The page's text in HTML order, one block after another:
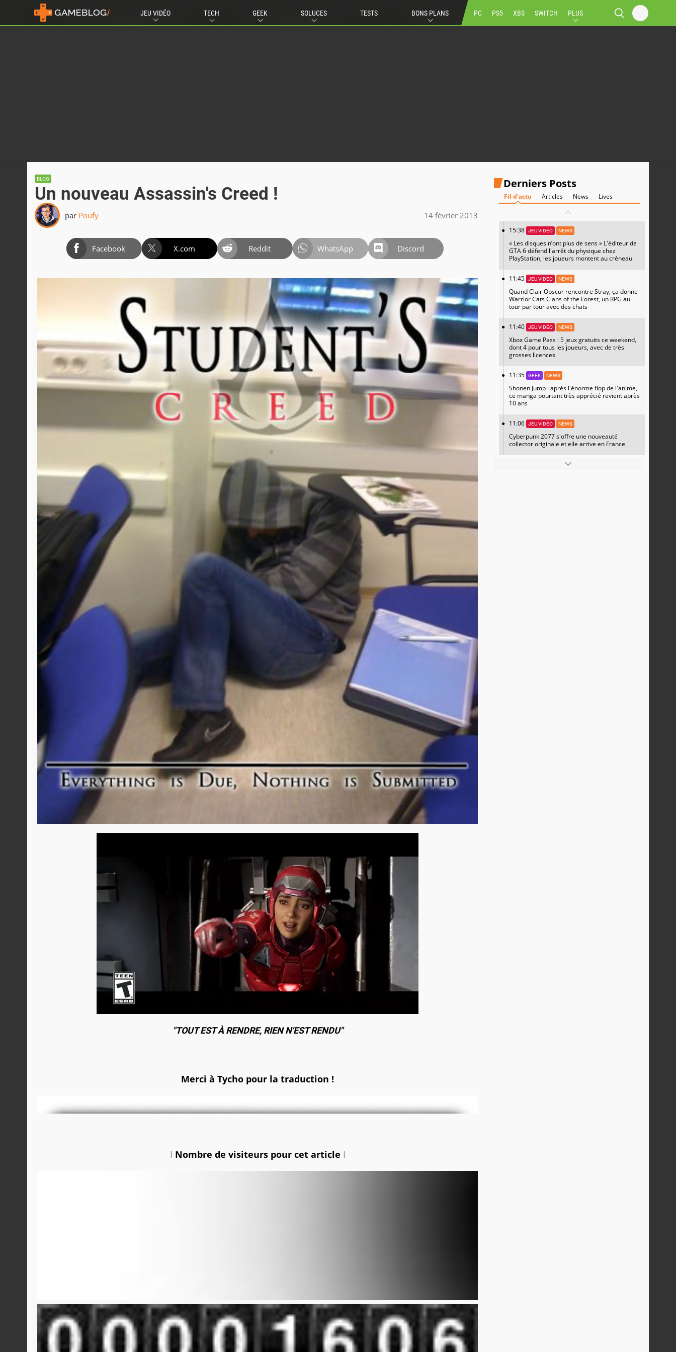
JEU VIDÉO TECH GEEK SOLUCES TESTS BONS PLANS PC PS5 XBS SWITCH PLUS
BLOG
Un nouveau Assassin's Creed !
par Poufy 14 février 2013
Facebook X.com Reddit WhatsApp Discord
"TOUT EST À RENDRE, RIEN N'EST RENDU"
Merci à Tycho pour la traduction !
I Nombre de visiteurs pour cet article I
Derniers Posts
Fil d'actu Articles News Lives
15:38 JEU VIDÉO NEWS
« Les disques n’ont plus de sens » L'éditeur de
GTA 6 défend l'arrêt du physique chez
PlayStation, les joueurs montent au créneau
11:45 JEU VIDÉO NEWS
Quand Clair Obscur rencontre Stray, ça donne
Warrior Cats Clans of the Forest, un RPG au
tour par tour avec des chats
11:40 JEU VIDÉO NEWS
Xbox Game Pass : 5 jeux gratuits ce weekend,
dont 4 pour tous les joueurs, avec de très
grosses licences
11:35 GEEK NEWS
Shonen Jump : après l'énorme flop de l'anime,
ce manga pourtant très apprécié revient après
10 ans
11:06 JEU VIDÉO NEWS
Cyberpunk 2077 s'offre une nouveauté
collector originale et elle arrive en France